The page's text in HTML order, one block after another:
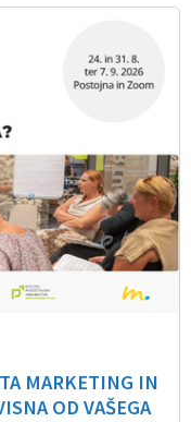
MARKETING IN
OD VAŠEGA